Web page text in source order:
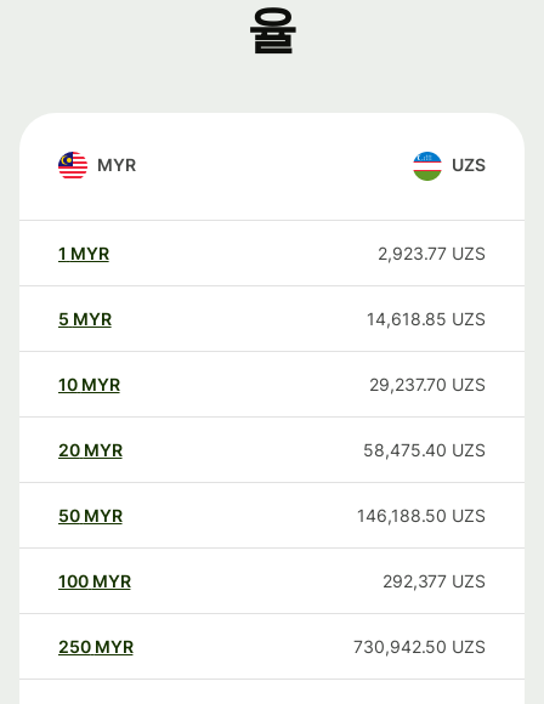
율
MYR UZS
1 MYR 2,923.77 UZS
5 MYR 14,618.85 UZS
10 MYR 29,237.70 UZS
20 MYR 58,475.40 UZS
50 MYR 146,188.50 UZS
100 MYR 292,377 UZS
250 MYR 730,942.50 UZS